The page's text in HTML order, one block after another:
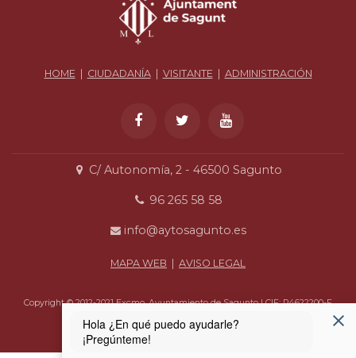
HOME CIUDADANÍA| VISITANTE ADMINISTRACIÓN
C/ Autonomía, 2 - 46500 Sagunto
96 265 58 58
info@aytosagunto.es
MAPA WEB AVISO LEGAL
Copyright © 2012-2021 Excmo. Ayuntamiento de Sagunto | CIF: P4622200-F